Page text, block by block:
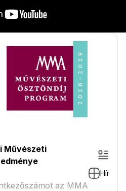
Művészeti
Hír
az MMA